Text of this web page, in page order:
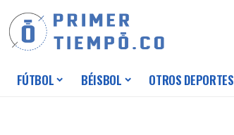
FÚTBOL BÉISBOL OTROS DEPORTES